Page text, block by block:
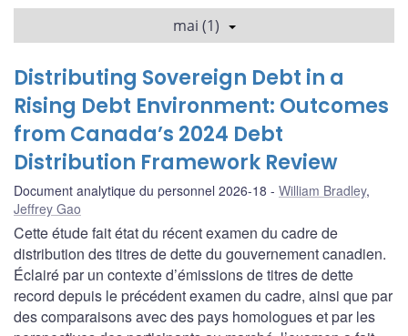
mai (1)
Distributing Sovereign Debt in a
Rising Debt Environment: Outcomes
from Canada’s 2024 Debt
Distribution Framework Review
Document analytique du personnel 2026-18 William Bradley,
Jeffrey Gao
Cette étude fait état du récent examen du cadre de
distribution des titres de dette du gouvernement canadien.
Éclairé par un contexte d’émissions de titres de dette
record depuis le précédent examen du cadre, ainsi que par
des comparaisons avec des pays homologues et par les